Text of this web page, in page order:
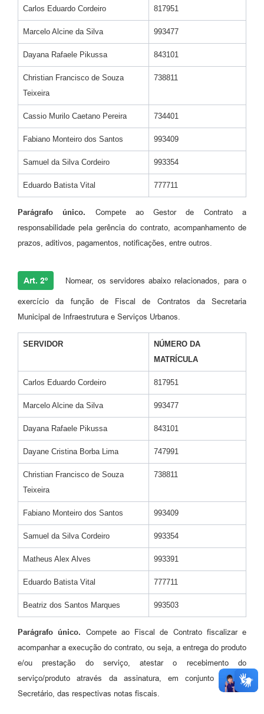
Carlos Eduardo Cordeiro 817951
Marcelo Alcine da Silva 993477
Dayana Rafaele Pikussa 843101
Christian Francisco de Souza
Teixeira
738811
Cassio Murilo Caetano Pereira 734401
Fabiano Monteiro dos Santos 993409
Samuel da Silva Cordeiro 993354
Eduardo Batista Vital 777711
Parágrafo único. Compete ao Gestor de Contrato a
responsabilidade pela gerência do contrato, acompanhamento de
prazos, aditivos, pagamentos, notificações, entre outros.
Art. 2º Nomear, os servidores abaixo relacionados, para o
exercício da função de Fiscal de Contratos da Secretaria
Municipal de Infraestrutura e Serviços Urbanos.
SERVIDOR
NÚMERO DA
MATRÍCULA
Carlos Eduardo Cordeiro 817951
Marcelo Alcine da Silva 993477
Dayana Rafaele Pikussa 843101
Dayane Cristina Borba Lima 747991
Christian Francisco de Souza
Teixeira
738811
Fabiano Monteiro dos Santos 993409
Samuel da Silva Cordeiro 993354
Matheus Alex Alves 993391
Eduardo Batista Vital 777711
Beatriz dos Santos Marques 993503
Parágrafo único. Compete ao Fiscal de Contrato fiscalizar e
acompanhar a execução do contrato, ou seja, a entrega do produto
e/ou prestação do serviço, atestar o recebimento do
serviço/produto através da assinatura, em conjunto com o
Secretário, das respectivas notas fiscais.